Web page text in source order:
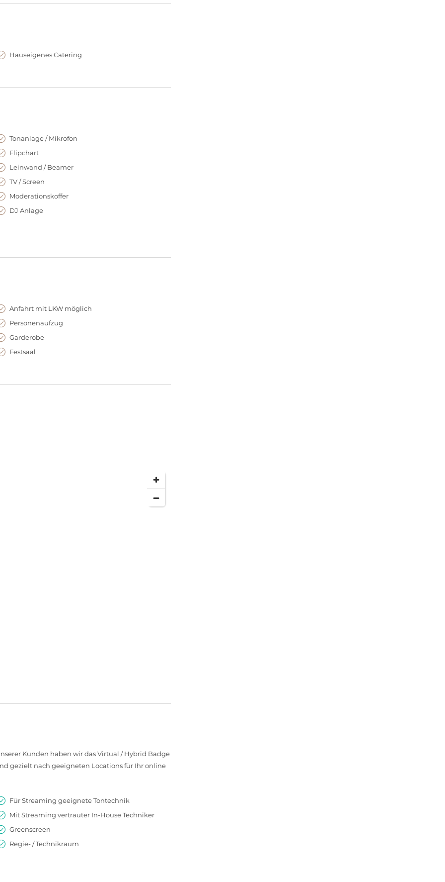
auf Abstand, hygienisch verpacktem Catering
Hauseigenes Catering
Tonanlage / Mikrofon
Flipchart
Leinwand / Beamer
TV / Screen
Moderationskoffer
DJ Anlage
Anfahrt mit LKW möglich
Personenaufzug
Garderobe
Festsaal
Kunden haben wir das Virtual / Hybrid Badge
gezielt nach geeigneten Locations für Ihr online
Für Streaming geeignete Tontechnik
Mit Streaming vertrauter In-House Techniker
Greenscreen
Regie- / Technikraum